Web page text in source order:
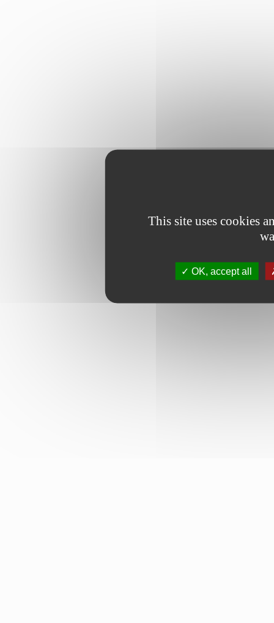
This site uses cookies
OK, accept all